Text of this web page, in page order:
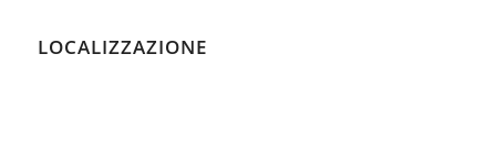
LOCALIZZAZIONE